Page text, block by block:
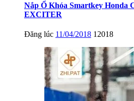
Nắp Ổ Khóa Smartkey Honda
EXCITER
Đăng lúc 11/04/2018 12018